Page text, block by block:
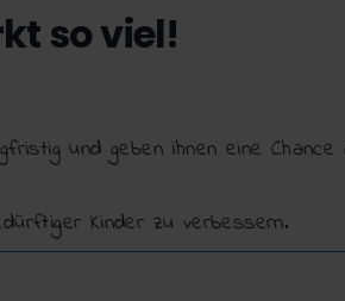
so viel!
und geben ihnen eine
Kinder zu verbessern.